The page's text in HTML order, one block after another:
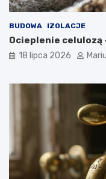
BUDOWA IZOLACJE
Ocieplenie celulozą
18 lipca 2026